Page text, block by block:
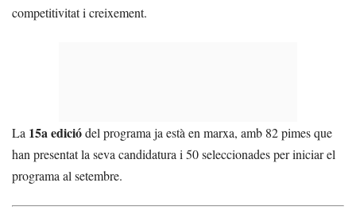
competitivitat i creixement.
La 15a ediciódel programa ja està en marxa, amb 82 pimes que
han presentat la seva candidatura i 50 seleccionades per iniciar el
programa al setembre.